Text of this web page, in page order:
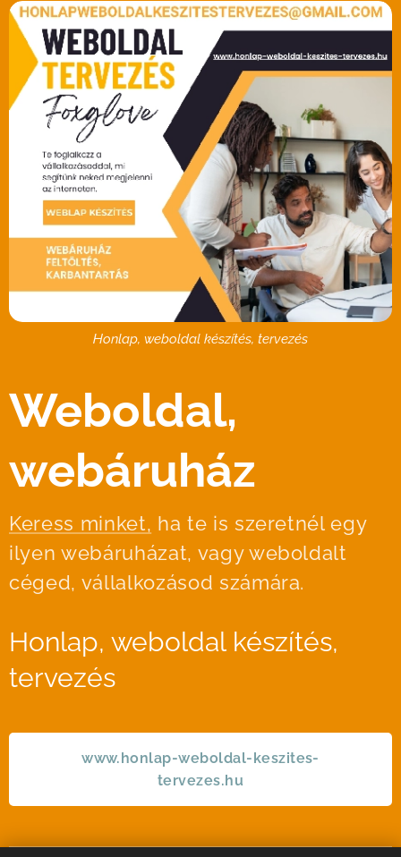
Honlap, weboldal készítés, tervezés
Weboldal,
webáruház
Keress minket, ha te is szeretnél egy
ilyen webáruházat, vagy weboldalt
céged, vállalkozásod számára.
Honlap, weboldal készítés,
tervezés
www.honlap-weboldal-keszites-
tervezes.hu